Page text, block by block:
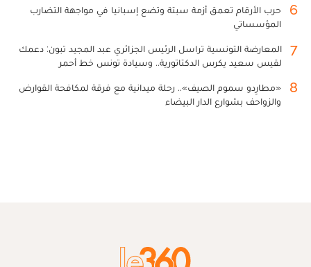
6
حرب الأرقام تعمق أزمة سبتة وتضع إسبانيا في مواجهة التضارب
المؤسساتي
7
المعارضة التونسية تراسل الرئيس الجزائري عبد المجيد تبون: دعمك
لقيس سعيد يكرس الدكتاتورية.. وسيادة تونس خط أحمر
8
«مطارِدو سموم الصيف».. رحلة ميدانية مع فرقة لمكافحة القوارض
والزواحف بشوارع الدار البيضاء